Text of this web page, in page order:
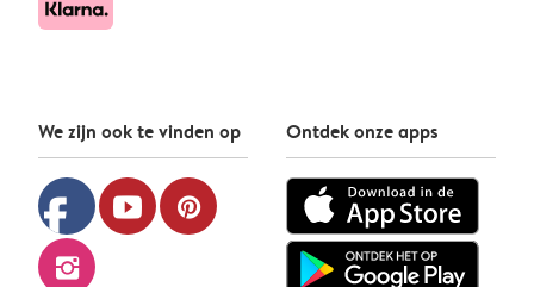
We zijn ook te vinden op
facebook youtube pinterest
instagram
Ontdek onze apps